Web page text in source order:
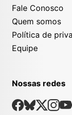
Fale Conosco
Quem somos
Política de
Equipe
Nossas redes
Nossas Redes
Facebook
Bsky
X